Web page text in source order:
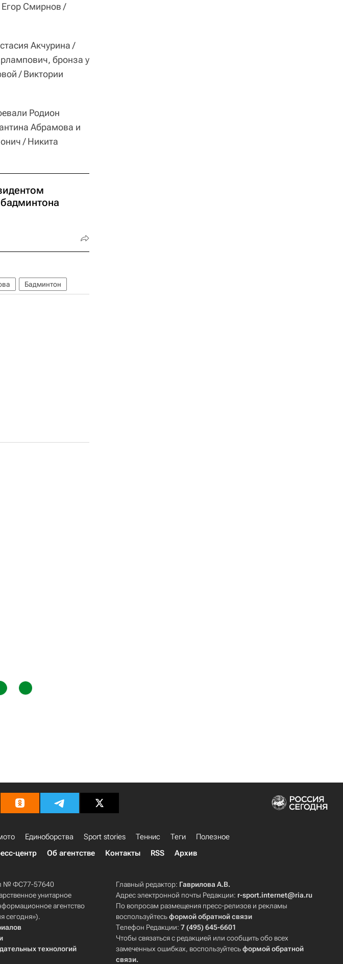
Смирнов /
Акчурина /
бронза у
/ Виктории
Родион
Абрамова и
/ Никита
Бадминтон
Единоборства Sport stories Теннис Теги
Полезное
центр Об агентстве Контакты RSS Архив
№ ФС77-57640
унитарное
агентство
сегодня»).
технологий
Главный редактор: Гаврилова А.В.
Адрес электронной почты Редакции: r-sport.internet@ria.ru
По вопросам размещения пресс-релизов и рекламы
воспользуйтесьформой обратной связи
Телефон Редакции:7 (495) 645-6601
Чтобы связаться с редакцией или сообщить обо всех
замеченных ошибках, воспользуйтесьформой обратной
связи.